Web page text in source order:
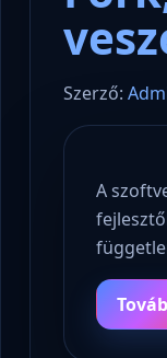
Szerző:
A